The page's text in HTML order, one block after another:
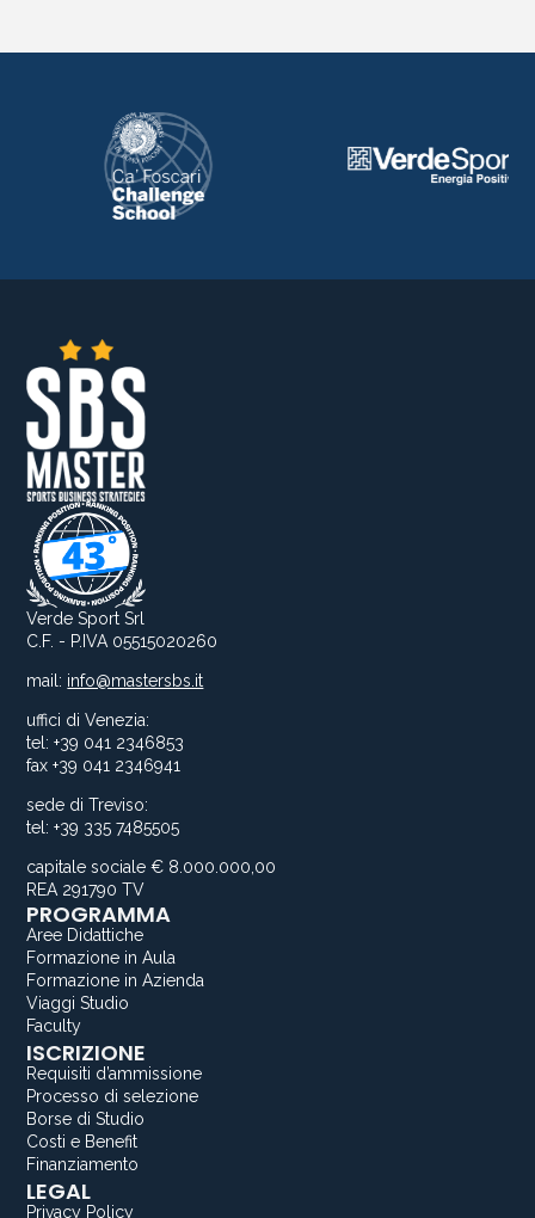
Verde Sport Srl
C.F. - P.IVA 05515020260
mail: info@mastersbs.it
uffici di Venezia:
tel: +39 041 2346853
fax +39 041 2346941
sede di Treviso:
tel: +39 335 7485505
capitale sociale € 8.000.000,00
REA 291790 TV
PROGRAMMA
Aree Didattiche
Formazione in Aula
Formazione in Azienda
Viaggi Studio
Faculty
ISCRIZIONE
Requisiti d’ammissione
Processo di selezione
Borse di Studio
Costi e Benefit
Finanziamento
LEGAL
Privacy Policy